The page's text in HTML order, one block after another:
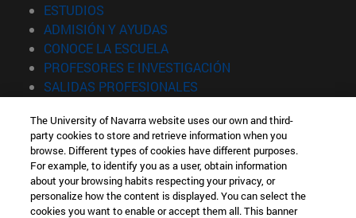
ESTUDIOS
ADMISIÓN Y AYUDAS
CONOCE LA ESCUELA(abre en nueva ventana)
PROFESORES E INVESTIGACIÓN
SALIDAS PROFESIONALES
Información
TFNO +34 943 21 98 77
¿QUÉ GRADO TE INTERESA?
¿QUÉ MÁSTER TE INTERESA?
© Universidad de Navarra
The University of Navarra website uses our own and third-
party cookies to store and retrieve information when you
browse. Different types of cookies have different purposes.
For example, to identify you as a user, obtain information
about your browsing habits respecting your privacy, or
personalize how the content is displayed. You can select the
cookies you want to enable or accept them all. This banner